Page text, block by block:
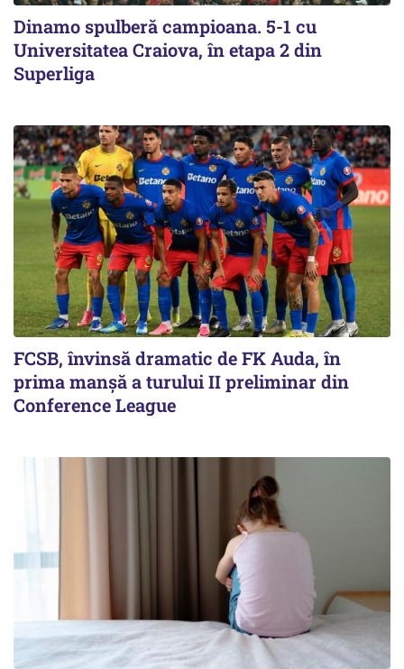
Dinamo spulberă campioana. 5-1 cu
Universitatea Craiova, în etapa 2 din
Superliga
FCSB, învinsă dramatic de FK Auda, în
prima manșă a turului II preliminar din
Conference League